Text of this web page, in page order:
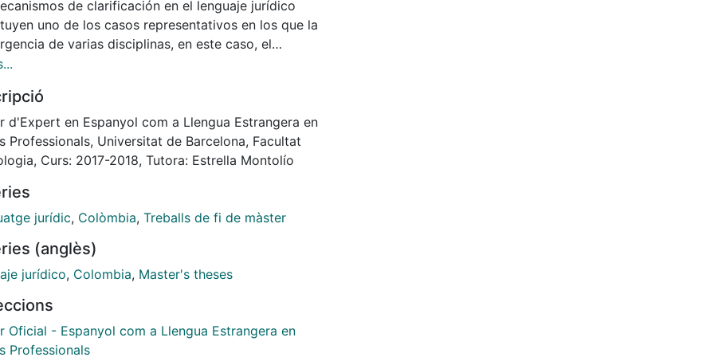
de clarificación en el lenguaje jurídico
uno de los casos representativos en los que la
de varias disciplinas, en este caso, el
y la lingüística, resulta en un afortunado maridaje,
relevantes, sino también, planteamientos
vez aplicados, afectan y benefician a la
en general. El acuerdo de paz de La Habana
un terreno propicio y fértil para el análisis del
a la vez, histórico, político, jurídico,
tanto a público experto como a lectores legos,
la interacción entre los mecanismos de claridad
factores que intervienen en la redacción de
d'Expert en Espanyol com a Llengua Estrangera en
Professionals, Universitat de Barcelona, Facultat
Curs: 2017-2018, Tutora: Estrella Montolío
jurídic, Colòmbia, Treballs de fi de màster
(anglès)
jurídico, Colombia, Master's theses
Oficial - Espanyol com a Llengua Estrangera en
Professionals